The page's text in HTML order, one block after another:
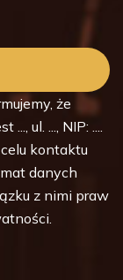
że
ul. ..., NIP: ....
kontaktu
danych
z nimi praw
.